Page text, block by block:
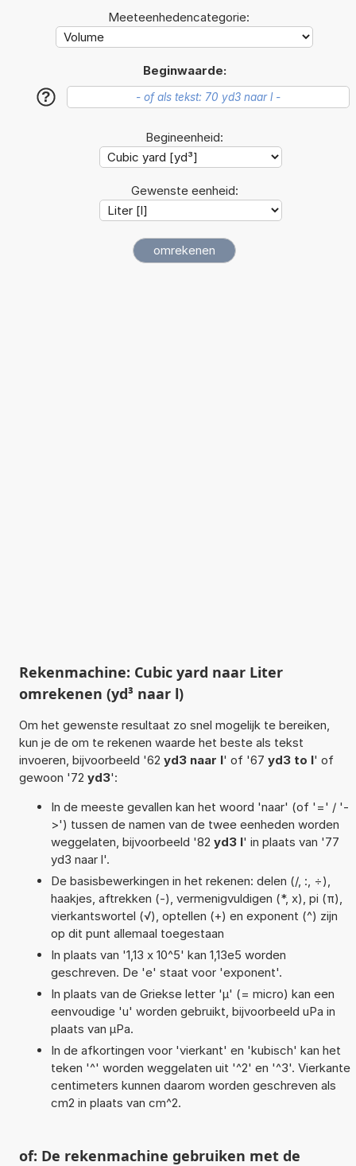
Meeteenhedencategorie:
Beginwaarde:
?
Begineenheid:
Gewenste eenheid:
Rekenmachine: Cubic yard naar Liter
omrekenen (yd³ naar l)
Om het gewenste resultaat zo snel mogelijk te bereiken,
kun je de om te rekenen waarde het beste als tekst
invoeren, bijvoorbeeld '62 yd3 naar l' of '67 yd3 to l' of
gewoon '72 yd3':
In de meeste gevallen kan het woord 'naar' (of '=' / '-
>') tussen de namen van de twee eenheden worden
weggelaten, bijvoorbeeld '82 yd3 l' in plaats van '77
yd3 naar l'.
De basisbewerkingen in het rekenen: delen (/, :, ÷),
haakjes, aftrekken (-), vermenigvuldigen (*, x), pi (π),
vierkantswortel (√), optellen (+) en exponent (^) zijn
op dit punt allemaal toegestaan
In plaats van '1,13 x 10^5' kan 1,13e5 worden
geschreven. De 'e' staat voor 'exponent'.
In plaats van de Griekse letter 'µ' (= micro) kan een
eenvoudige 'u' worden gebruikt, bijvoorbeeld uPa in
plaats van µPa.
In de afkortingen voor 'vierkant' en 'kubisch' kan het
teken '^' worden weggelaten uit '^2' en '^3'. Vierkante
centimeters kunnen daarom worden geschreven als
cm2 in plaats van cm^2.
of: De rekenmachine gebruiken met de